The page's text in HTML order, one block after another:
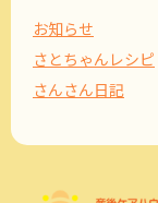
お知らせ
さとちゃんレシピ
さんさん日記